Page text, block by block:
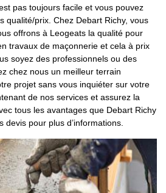
pas toujours facile et vous pouvez
qualité/prix. Chez Debart Richy, vous
offrons à Leogeats la qualité pour
travaux de maçonnerie et cela à prix
soyez des professionnels ou des
chez nous un meilleur terrain
projet sans vous inquiéter sur votre
de nos services et assurez la
tous les avantages que Debart Richy
pour plus d’informations.